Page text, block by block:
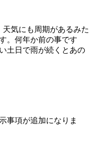
気にも周期があるみた
。何年か前の事です
土日で雨が続くとあの
事項が追加になりま